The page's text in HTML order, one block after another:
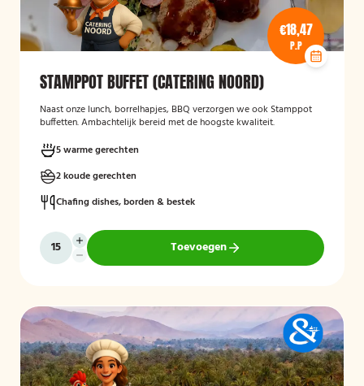
€18,47
P.P
STAMPPOT BUFFET (CATERING NOORD)
Naast onze lunch, borrelhapjes, BBQ verzorgen we ook Stamppot
buffetten. Ambachtelijk bereid met de hoogste kwaliteit.
5 warme gerechten
2 koude gerechten
Chafing dishes, borden & bestek
Toevoegen